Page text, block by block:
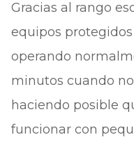
Gracias al rango
equipos
operando
minutos cuando
haciendo posible
funcionar con